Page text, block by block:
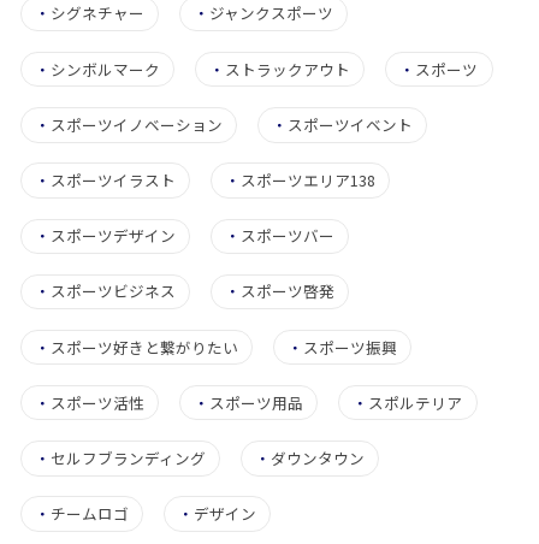
・ シグネチャー ・ ジャンクスポーツ
・ シンボルマーク ・ ストラックアウト ・ スポーツ
・ スポーツイノベーション ・ スポーツイベント
・ スポーツイラスト ・ スポーツエリア138
・ スポーツデザイン ・ スポーツバー
・ スポーツビジネス ・ スポーツ啓発
・ スポーツ好きと繋がりたい ・ スポーツ振興
・ スポーツ活性 ・ スポーツ用品 ・ スポルテリア
・ セルフブランディング ・ ダウンタウン
・ チームロゴ ・ デザイン